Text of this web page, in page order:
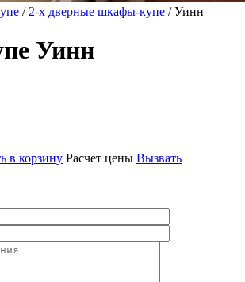
/ 2-х дверные шкафы-купе / Уинн
Уинн
в корзину Расчет цены Вызвать